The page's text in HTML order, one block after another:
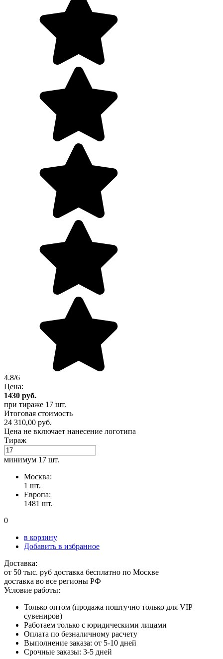
4.8/6
Цена:
1430 руб.
при тираже 17 шт.
Итоговая стоимость
24 310,00 руб.
Цена не включает нанесение логотипа
Тираж
минимум 17 шт.
Москва:
1 шт.
Европа:
1481 шт.
0
в корзину
Добавить в избранное
Доставка:
от 50 тыс. руб доставка бесплатно по Москве
доставка во все регионы РФ
Условие работы:
Только оптом (продажа поштучно только для VIP
сувениров)
Работаем только с юридическими лицами
Оплата по безналичному расчету
Выполнение заказа: от 5-10 дней
Срочные заказы: 3-5 дней